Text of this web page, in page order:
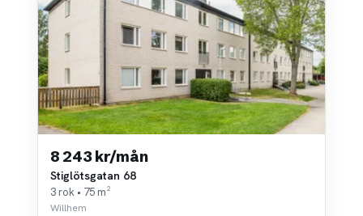
8 243 kr/mån
Stiglötsgatan 68
3 rok • 75 m²
Willhem